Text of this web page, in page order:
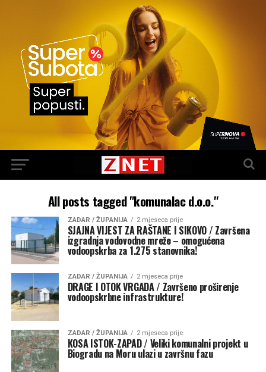
All posts tagged "komunalac d.o.o."
ZADAR / ŽUPANIJA 2 mjeseca prije
SJAJNA VIJEST ZA RAŠTANE I SIKOVO / Završena
izgradnja vodovodne mreže – omogućena
vodoopskrba za 1.275 stanovnika!
ZADAR / ŽUPANIJA 2 mjeseca prije
DRAGE I OTOK VRGADA / Završeno proširenje
vodoopskrbne infrastrukture!
ZADAR / ŽUPANIJA 2 mjeseca prije
KOSA ISTOK-ZAPAD / Veliki komunalni projekt u
Biogradu na Moru ulazi u završnu fazu